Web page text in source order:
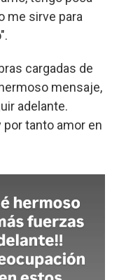
me sirve para
cargadas de
mensaje,
adelante.
tanto amor en